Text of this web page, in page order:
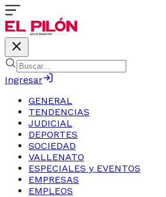
Ingresar
GENERAL
TENDENCIAS
JUDICIAL
DEPORTES
SOCIEDAD
VALLENATO
ESPECIALES y EVENTOS
EMPRESAS
EMPLEOS